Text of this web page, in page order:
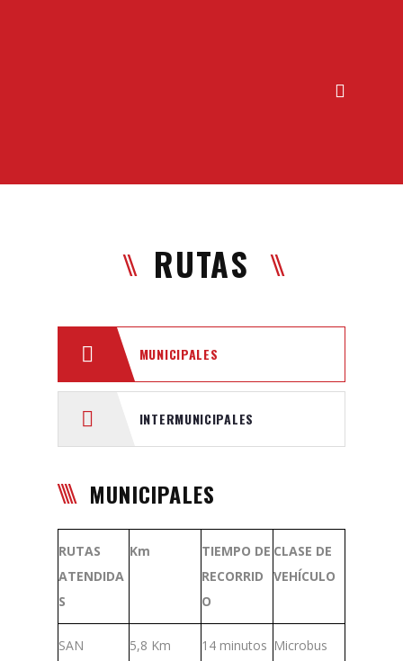
Grupos de interés
RUTAS
MUNICIPALES
INTERMUNICIPALES
MUNICIPALES
RUTAS
ATENDIDA
S
Km
TIEMPO DE
RECORRID
O
CLASE DE
VEHÍCULO
SAN
5,8 Km 14 minutos Microbus